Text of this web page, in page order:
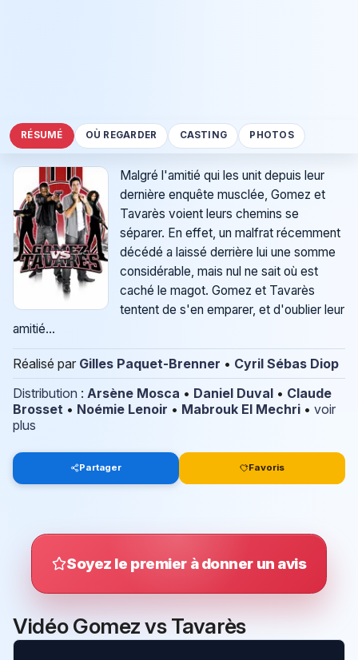
RÉSUMÉ OÙ REGARDER CASTING PHOTOS
Malgré l'amitié qui les unit depuis leur
dernière enquête musclée, Gomez et
Tavarès voient leurs chemins se
séparer. En effet, un malfrat récemment
décédé a laissé derrière lui une somme
considérable, mais nul ne sait où est
caché le magot. Gomez et Tavarès
tentent de s'en emparer, et d'oublier leur
amitié...
Réalisé par Gilles Paquet-Brenner • Cyril Sébas Diop
Distribution : Arsène Mosca • Daniel Duval • Claude
Brosset • Noémie Lenoir • Mabrouk El Mechri • voir
plus
Partager Favoris
Soyez le premier à donner un avis
Vidéo Gomez vs Tavarès